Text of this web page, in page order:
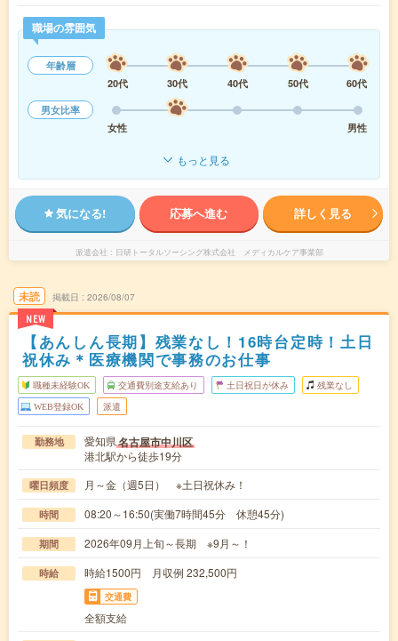
職場の雰囲気
年齢層
20代
30代 40代 50代
60代
男女比率
女性
男性
もっと見る
気になる! 応募へ進む 詳しく見る
派遣会社 日研トータルソーシング株式会社 メディカルケア事業部
未読
NEW
掲載日 2026/08/07
【あんしん長期】残業なし！16時台定時！土日
祝休み＊医療機関で事務のお仕事
職種未経験OK 交通費別途支給あり 土日祝日が休み 残業なし
WEB登録OK 派遣
勤務地 愛知県名古屋市中川区
港北駅から徒歩19分
曜日頻度 月～金（週5日） ※土日祝休み！
時間 08:20～16:50(実働7時間45分 休憩45分)
期間 2026年09月上旬～長期 ※9月～！
時給 時給1500円 月収例 232,500円
交通費
全額支給